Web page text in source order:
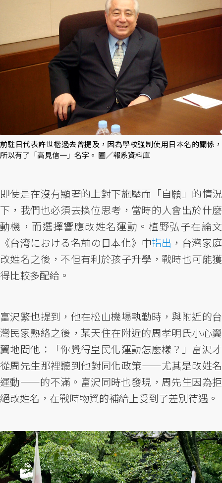
前駐日代表許世楷過去曾提及，因為學校強制使用日本名的關係，
所以有了「高見信一」名字。 圖／報系資料庫
即使是在沒有顯著的上對下施壓而「自願」的情況
下，我們也必須去換位思考，當時的人會出於什麼
動機，而選擇響應改姓名運動。植野弘子在論文
《台湾における名前の日本化》中指出 ，台灣家庭
改姓名之後，不但有利於孩子升學，戰時也可能獲
得比較多配給。
富沢繁也提到，他在松山機場執勤時，與附近的台
灣民家熟絡之後，某天住在附近的周孝明氏小心翼
翼地問他：「你覺得皇民化運動怎麼樣？」富沢才
從周先生那裡聽到他對同化政策——尤其是改姓名
運動——的不滿。富沢同時也發現，周先生因為拒
絕改姓名，在戰時物資的補給上受到了差別待遇。